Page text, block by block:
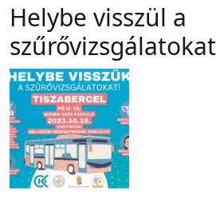
Helybe visszül a
szűrővizsgálatokat